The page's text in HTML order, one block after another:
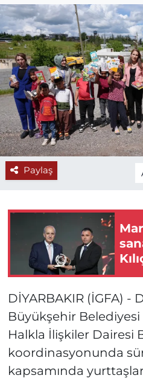
Paylaş
DİYARBAKIR (İGFA) -
Büyükşehir Belediyesi
Halkla İlişkiler Dairesi
koordinasyonunda
kapsamında